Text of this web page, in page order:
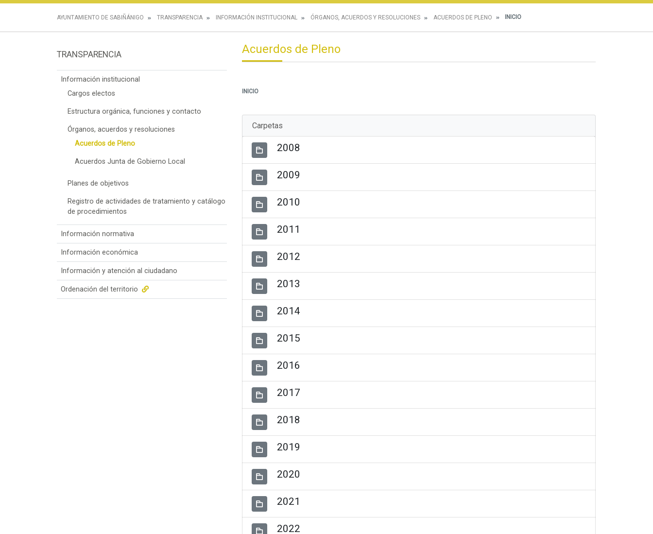
AYUNTAMIENTO DE SABIÑÁNIGO TRANSPARENCIA INFORMACIÓN INSTITUCIONAL ÓRGANOS, ACUERDOS Y RESOLUCIONES ACUERDOS DE PLENO INICIO
TRANSPARENCIA
Información institucional
Cargos electos
Estructura orgánica, funciones y contacto
Órganos, acuerdos y resoluciones
Acuerdos de Pleno
Acuerdos Junta de Gobierno Local
Planes de objetivos
Registro de actividades de tratamiento y catálogo
de procedimientos
Información normativa
Información económica
Información y atención al ciudadano
Ordenación del territorio
Acuerdos de Pleno
INICIO
Carpetas
2008
2009
2010
2011
2012
2013
2014
2015
2016
2017
2018
2019
2020
2021
2022